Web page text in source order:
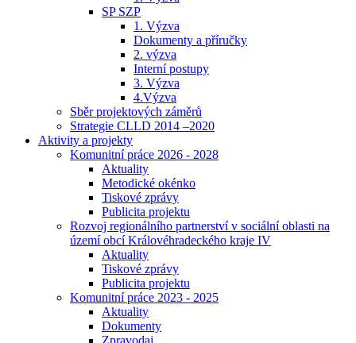
SP SZP
1. Výzva
Dokumenty a příručky
2. výzva
Interní postupy
3. Výzva
4.Výzva
Sběr projektových záměrů
Strategie CLLD 2014 –2020
Aktivity a projekty
Komunitní práce 2026 - 2028
Aktuality
Metodické okénko
Tiskové zprávy
Publicita projektu
Rozvoj regionálního partnerství v sociální oblasti na
území obcí Královéhradeckého kraje IV
Aktuality
Tiskové zprávy
Publicita projektu
Komunitní práce 2023 - 2025
Aktuality
Dokumenty
Zpravodaj